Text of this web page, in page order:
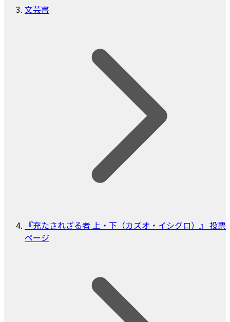
文芸書
『充たされざる者 上・下（カズオ・イシグロ）』 投票
ページ